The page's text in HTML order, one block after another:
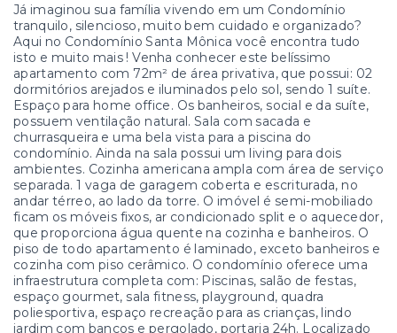
Já imaginou sua família vivendo em um Condomínio
tranquilo, silencioso, muito bem cuidado e organizado?
Aqui no Condomínio Santa Mônica você encontra tudo
isto e muito mais ! Venha conhecer este belíssimo
apartamento com 72m² de área privativa, que possui: 02
dormitórios arejados e iluminados pelo sol, sendo 1 suíte.
Espaço para home office. Os banheiros, social e da suíte,
possuem ventilação natural. Sala com sacada e
churrasqueira e uma bela vista para a piscina do
condomínio. Ainda na sala possui um living para dois
ambientes. Cozinha americana ampla com área de serviço
separada. 1 vaga de garagem coberta e escriturada, no
andar térreo, ao lado da torre. O imóvel é semi-mobiliado
ficam os móveis fixos, ar condicionado split e o aquecedor,
que proporciona água quente na cozinha e banheiros. O
piso de todo apartamento é laminado, exceto banheiros e
cozinha com piso cerâmico. O condomínio oferece uma
infraestrutura completa com: Piscinas, salão de festas,
espaço gourmet, sala fitness, playground, quadra
poliesportiva, espaço recreação para as crianças, lindo
jardim com bancos e pergolado, portaria 24h. Localizado